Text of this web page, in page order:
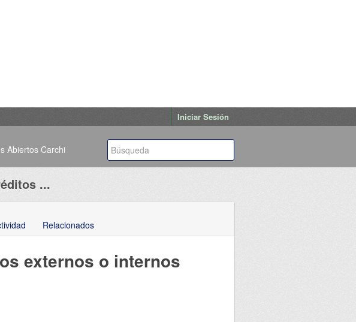
Iniciar Sesión
Abiertos Carchi
...
Relacionados
externos o internos